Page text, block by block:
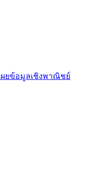
ผยข้อมูลเชิงพาณิชย์